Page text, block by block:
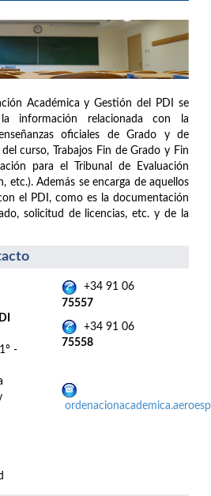
Académica y Gestión del PDI se
información relacionada con la
oficiales de Grado y de
curso, Trabajos Fin de Grado y Fin
para el Tribunal de Evaluación
etc.). Además se encarga de aquellos
el PDI, como es la documentación
solicitud de licencias, etc. y de la
-
+34 91 06
75557
+34 91 06
75558